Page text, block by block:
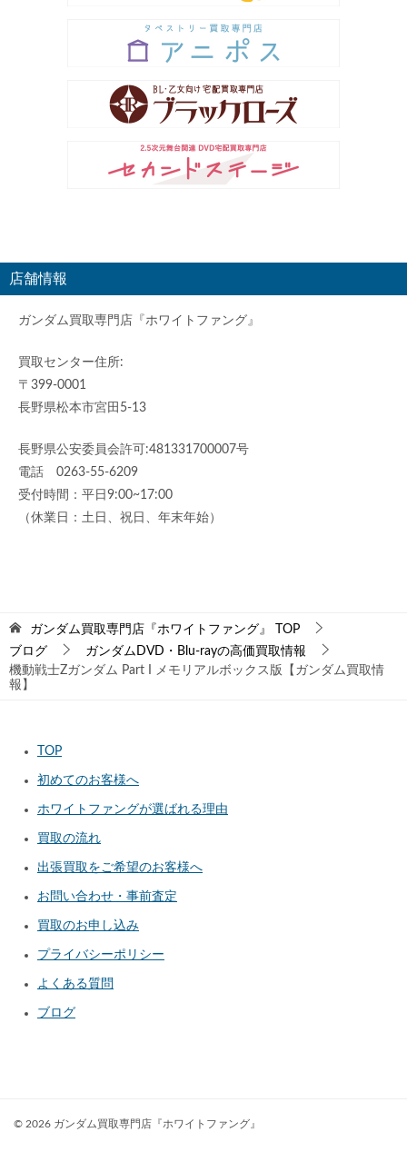
店舗情報
ガンダム買取専門店『ホワイトファング』
買取センター住所:
〒399-0001
長野県松本市宮田5-13
長野県公安委員会許可:481331700007号
電話 0263-55-6209
受付時間：平日9:00~17:00
（休業日：土日、祝日、年末年始）
ガンダム買取専門店『ホワイトファング』
TOP
ブログ
ガンダムDVD・Blu-rayの高価買取情報
機動戦士Zガンダム Part I メモリアルボックス版【ガンダム買取情
報】
TOP
初めてのお客様へ
ホワイトファングが選ばれる理由
買取の流れ
出張買取をご希望のお客様へ
お問い合わせ・事前査定
買取のお申し込み
プライバシーポリシー
よくある質問
ブログ
© 2026 ガンダム買取専門店『ホワイトファング』